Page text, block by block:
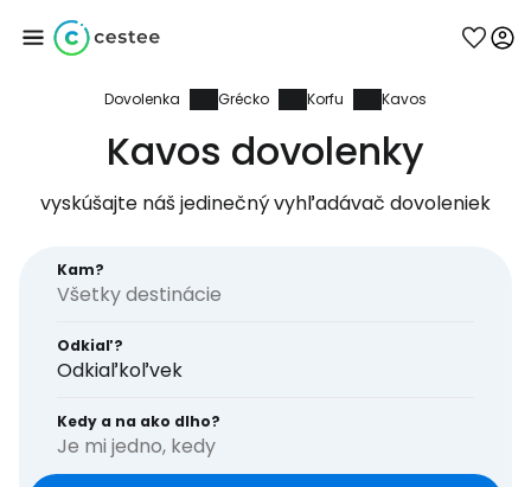
Dovolenka Grécko Korfu Kavos
Kavos dovolenky
vyskúšajte náš jedinečný vyhľadávač dovoleniek
Kam?
Odkiaľ?
Odkiaľkoľvek
Kedy a na ako dlho?
Je mi jedno, kedy
Prihláste sa do
služby Cestee
Pokračovať na Facebooku